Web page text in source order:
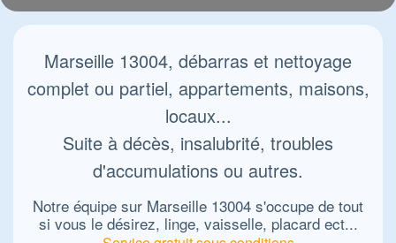
Marseille 13004, débarras et nettoyage
complet ou partiel, appartements, maisons,
locaux...
Suite à décès, insalubrité, troubles
d'accumulations ou autres.
Notre équipe sur Marseille 13004 s'occupe de tout
si vous le désirez, linge, vaisselle, placard ect...